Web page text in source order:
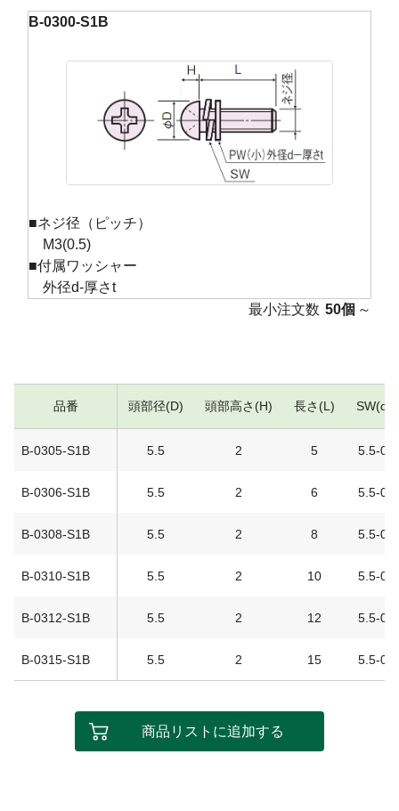
B-0300-S1B
■ネジ径（ピッチ）
M3(0.5)
■付属ワッシャー
外径d-厚さt
最小注文数 50個 ～
品番 頭部径(D) 頭部高さ(H) 長さ(L) SW(d-t)
B-0305-S1B 5.5 2 5 5.5-0.7
B-0306-S1B 5.5 2 6 5.5-0.7
B-0308-S1B 5.5 2 8 5.5-0.7
B-0310-S1B 5.5 2 10 5.5-0.7
B-0312-S1B 5.5 2 12 5.5-0.7
B-0315-S1B 5.5 2 15 5.5-0.7
商品リストに追加する